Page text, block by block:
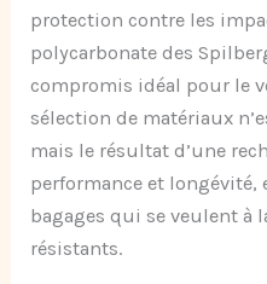
protection contre les
polycarbonate des
compromis idéal pour le
sélection de matériaux
mais le résultat d’une
performance et longévité,
bagages qui se veulent à
résistants.